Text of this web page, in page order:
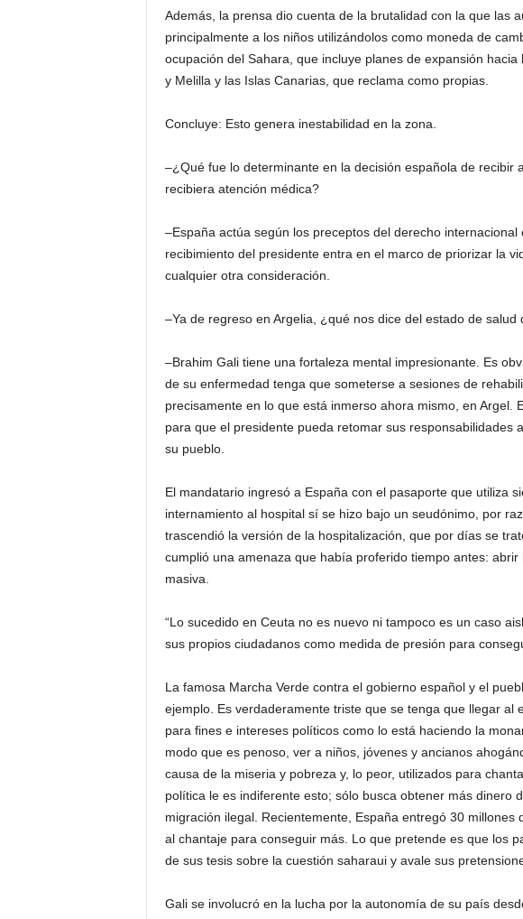
Además, la prensa dio cuenta de la brutalidad con la que las
principalmente a los niños utilizándolos como moneda de
ocupación del Sahara, que incluye planes de expansión
y Melilla y las Islas Canarias, que reclama como propias.
Concluye: Esto genera inestabilidad en la zona.
–¿Qué fue lo determinante en la decisión española de recibir
recibiera atención médica?
–España actúa según los preceptos del derecho
recibimiento del presidente entra en el marco de priorizar la
cualquier otra consideración.
–Ya de regreso en Argelia, ¿qué nos dice del estado de salud
–Brahim Gali tiene una fortaleza mental impresionante. Es
de su enfermedad tenga que someterse a sesiones de
precisamente en lo que está inmerso ahora mismo, en Argel.
para que el presidente pueda retomar sus responsabilidades
su pueblo.
El mandatario ingresó a España con el pasaporte que utiliza
internamiento al hospital sí se hizo bajo un seudónimo, por
trascendió la versión de la hospitalización, que por días se
cumplió una amenaza que había proferido tiempo antes:
masiva.
“Lo sucedido en Ceuta no es nuevo ni tampoco es un caso
sus propios ciudadanos como medida de presión para
La famosa Marcha Verde contra el gobierno español y el
ejemplo. Es verdaderamente triste que se tenga que llegar al
para fines e intereses políticos como lo está haciendo la
modo que es penoso, ver a niños, jóvenes y ancianos
causa de la miseria y pobreza y, lo peor, utilizados para
política le es indiferente esto; sólo busca obtener más dinero
migración ilegal. Recientemente, España entregó 30
al chantaje para conseguir más. Lo que pretende es que los
de sus tesis sobre la cuestión saharaui y avale sus
Gali se involucró en la lucha por la autonomía de su país